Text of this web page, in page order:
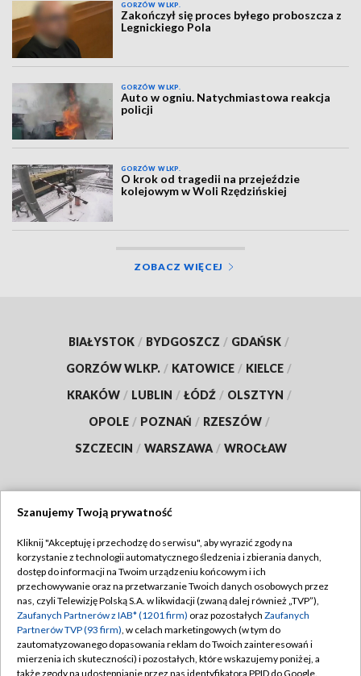
GORZÓW WLKP.
Zakończył się proces byłego proboszcza z
Legnickiego Pola
GORZÓW WLKP.
Auto w ogniu. Natychmiastowa reakcja
policji
GORZÓW WLKP.
O krok od tragedii na przejeździe
kolejowym w Woli Rzędzińskiej
ZOBACZ WIĘCEJ
BIAŁYSTOK / BYDGOSZCZ / GDAŃSK /
GORZÓW WLKP. / KATOWICE / KIELCE /
KRAKÓW / LUBLIN / ŁÓDŹ / OLSZTYN /
OPOLE / POZNAŃ / RZESZÓW /
SZCZECIN / WARSZAWA / WROCŁAW
TVP
Abonament TVP
Emisja w TVP
Centrum informacji TVP
Naziemna Telewizja Cyfrowa
Regulamin TVP
Polityka prywatności
Moje zgody
Pomoc
Szanujemy Twoją prywatność
Kliknij "Akceptuję i przechodzę do serwisu", aby wyrazić zgody na
korzystanie z technologii automatycznego śledzenia i zbierania danych,
dostęp do informacji na Twoim urządzeniu końcowym i ich
przechowywanie oraz na przetwarzanie Twoich danych osobowych przez
nas, czyli Telewizję Polską S.A. w likwidacji (zwaną dalej również „TVP”),
Zaufanych Partnerów z IAB* (1201 firm) oraz pozostałych Zaufanych
Partnerów TVP (93 firm), w celach marketingowych (w tym do
zautomatyzowanego dopasowania reklam do Twoich zainteresowań i
mierzenia ich skuteczności) i pozostałych, które wskazujemy poniżej, a
także zgody na udostępnianie przez nas identyfikatora PPID do Google.